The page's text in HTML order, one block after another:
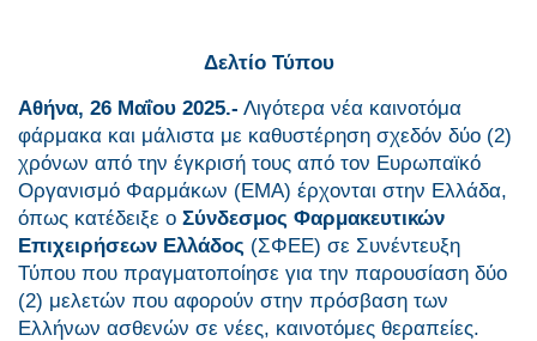
Δελτίο Τύπου
Αθήνα, 26 Μαΐου 2025.- Λιγότερα νέα καινοτόμα
φάρμακα και μάλιστα με καθυστέρηση σχεδόν δύο (2)
χρόνων από την έγκρισή τους από τον Ευρωπαϊκό
Οργανισμό Φαρμάκων (ΕΜΑ) έρχονται στην Ελλάδα,
όπως κατέδειξε ο Σύνδεσμος Φαρμακευτικών
Επιχειρήσεων Ελλάδος (ΣΦΕΕ) σε Συνέντευξη
Τύπου που πραγματοποίησε για την παρουσίαση δύο
(2) μελετών που αφορούν στην πρόσβαση των
Ελλήνων ασθενών σε νέες, καινοτόμες θεραπείες.